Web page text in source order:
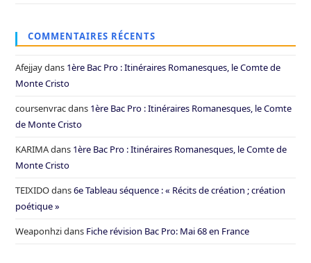
COMMENTAIRES RÉCENTS
Afejjaydans 1ère Bac Pro : Itinéraires Romanesques, le Comte de
Monte Cristo
coursenvracdans 1ère Bac Pro : Itinéraires Romanesques, le Comte
de Monte Cristo
KARIMAdans 1ère Bac Pro : Itinéraires Romanesques, le Comte de
Monte Cristo
TEIXIDOdans6e Tableau séquence : « Récits de création ; création
poétique »
Weaponhzidans Fiche révision Bac Pro: Mai 68 en France